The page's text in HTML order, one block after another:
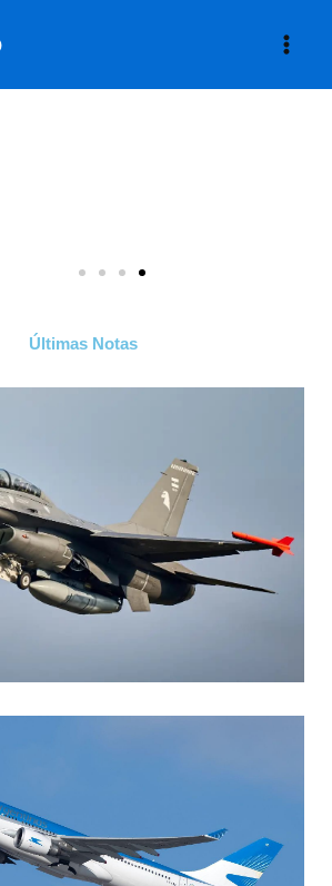
Últimas Notas
AGUSTIN BOFFI
Militar, Fuerza Aérea Argentina